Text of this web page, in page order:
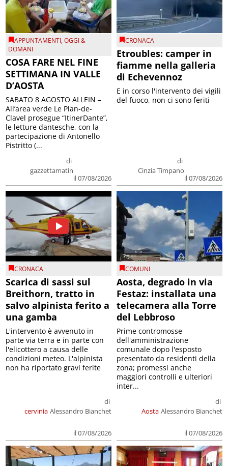
APPUNTAMENTI,OGGI &
DOMANI
COSA FARE NEL FINE
SETTIMANA IN VALLE
D’AOSTA
di
gazzettamatin
il 07/08/2026
SABATO 8 AGOSTO ALLEIN –
All’area verde Le Plan-de-
Clavel prosegue “ItinerDante”,
le letture dantesche, con la
partecipazione di Antonello
Pistritto (...
CRONACA
Etroubles: camper in
fiamme nella galleria
di Echevennoz
di
Cinzia Timpano
il 07/08/2026
E in corso l'intervento dei vigili
del fuoco, non ci sono feriti
CRONACA
Scarica di sassi sul
Breithorn, tratto in
salvo alpinista ferito a
una gamba
cervinia
di
Alessandro Bianchet
il 07/08/2026
L'intervento è avvenuto in
parte via terra e in parte con
l'elicottero a causa delle
condizioni meteo. L'alpinista
non ha riportato gravi ferite
COMUNI
Aosta, degrado in via
Festaz: installata una
telecamera alla Torre
del Lebbroso
Aosta
di
Alessandro Bianchet
il 07/08/2026
Prime contromosse
dell'amministrazione
comunale dopo l'esposto
presentato da residenti della
zona; promessi anche
maggiori controlli e ulteriori
inter...